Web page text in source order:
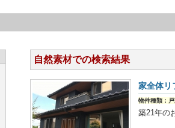
自然素材での検索結果
家全体リ
物件種類：
築21年の